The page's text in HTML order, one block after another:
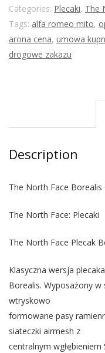
Categories: Plecaki, The
Tags: alfa romeo mito,
arona cena, umowa
drogowe zakazu
Description
The North Face Borealis
The North Face: Plecaki
The North Face Plecak
Klasyczna wersja plecaka
Borealis. Wyposażony
wtryskowo
formowane pasy
siateczki airmesh z
centralnym wgłębieniem